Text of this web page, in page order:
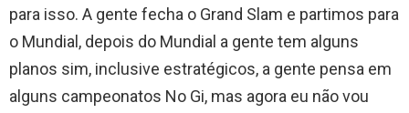
para isso. A gente fecha o Grand Slam e partimos para
o Mundial, depois do Mundial a gente tem alguns
planos sim, inclusive estratégicos, a gente pensa em
alguns campeonatos No Gi, mas agora eu não vou